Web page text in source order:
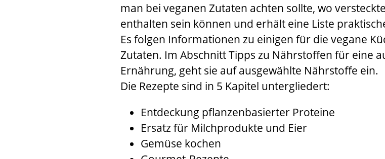
man bei veganen Zutaten achten sollte, wo
enthalten sein können und erhält eine Liste
Es folgen Informationen zu einigen für die vegane
Zutaten. Im Abschnitt Tipps zu Nährstoffen für eine
Ernährung, geht sie auf ausgewählte Nährstoffe ein.
Die Rezepte sind in 5 Kapitel untergliedert:
Entdeckung pflanzenbasierter Proteine
Ersatz für Milchprodukte und Eier
Gemüse kochen